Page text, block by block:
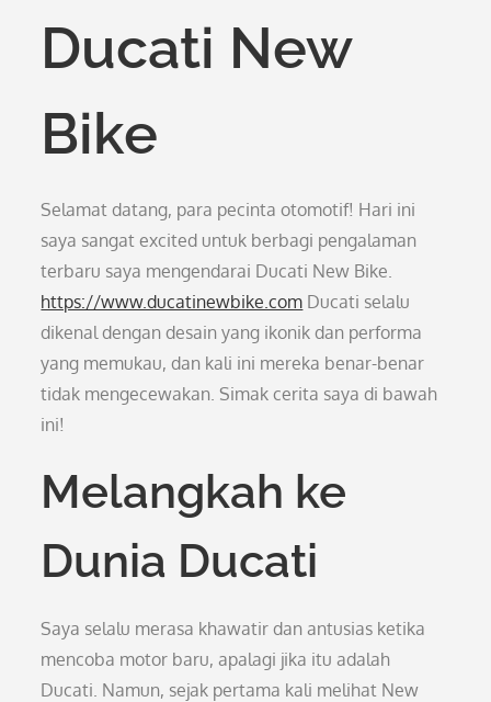
Ducati New
Bike
Selamat datang, para pecinta otomotif! Hari ini
saya sangat excited untuk berbagi pengalaman
terbaru saya mengendarai Ducati New Bike.
https://www.ducatinewbike.com Ducati selalu
dikenal dengan desain yang ikonik dan performa
yang memukau, dan kali ini mereka benar-benar
tidak mengecewakan. Simak cerita saya di bawah
ini!
Melangkah ke
Dunia Ducati
Saya selalu merasa khawatir dan antusias ketika
mencoba motor baru, apalagi jika itu adalah
Ducati. Namun, sejak pertama kali melihat New